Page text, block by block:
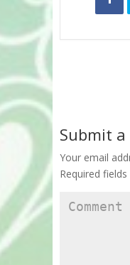
Submit
Your email
Required